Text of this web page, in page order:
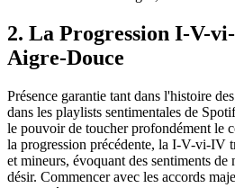
2. La Progression I-V-
Aigre-Douce
Présence garantie tant dans l'histoire
dans les playlists sentimentales de
le pouvoir de toucher profondément le
la progression précédente, la I-V-vi-IV
et mineurs, évoquant des sentiments de
désir. Commencer avec les accords